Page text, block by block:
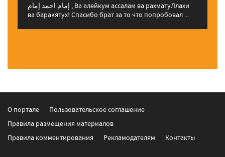
إمام احمد إمام , Ва алейкум ассалам ва рахматуЛлахи
ва баракятух! Спасибо брат за то что попробовал ...
О портале
Пользовательское соглашение
Правила размещения материалов
Правила комментирования
Рекламодателям Контакты